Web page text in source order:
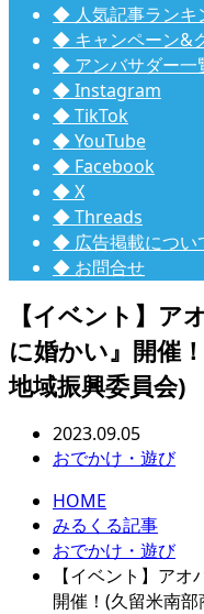
◆ 人気記事ランキ
◆ キャンペーン&
◆ アンバサダー一
◆ Instagram
◆ TikTok
◆ YouTube
◆ Facebook
◆ X
◆ Threads
◆ 広告掲載につい
◆ お問合せ
【イベント】ア
に婚かい』開催
地域振興委員会)
2023.09.05
おでかけ・遊び
HOME
みるくる記事
おでかけ・遊び
【イベント】ア
開催！(久留米南